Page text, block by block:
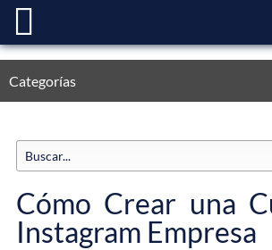
Categorías
Cómo Crear una
Instagram Empresa